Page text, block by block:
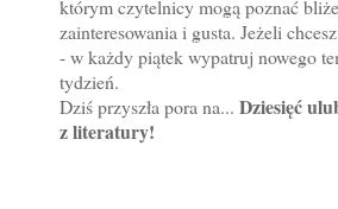
którym czytelnicy mogą poznać
zainteresowania i gusta. Jeżeli
- w każdy piątek wypatruj nowego
tydzień.
Dziś przyszła pora na... Dziesięć
z literatury!